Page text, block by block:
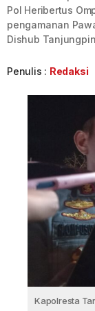
Pol Heribertus
pengamanan
Dishub
Penulis : Redaksi
Kapolresta